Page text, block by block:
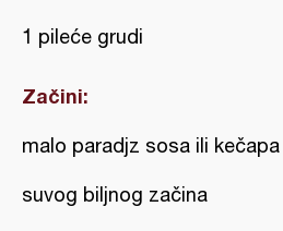
1 pileće grudi
Začini:
malo paradjz sosa ili kečapa
suvog biljnog začina